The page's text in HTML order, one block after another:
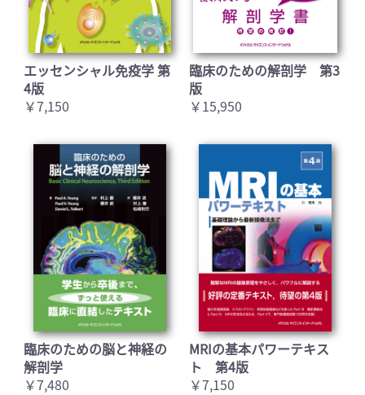
エッセンシャル免疫学 第
4版
￥7,150
臨床のための解剖学 第3
版
￥15,950
臨床のための脳と神経の
解剖学
￥7,480
MRIの基本パワーテキス
ト 第4版
￥7,150